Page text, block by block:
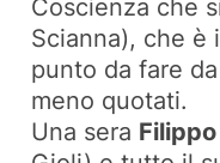
Coscienza che
Scianna), che è
punto da fare
meno quotati.
Una sera